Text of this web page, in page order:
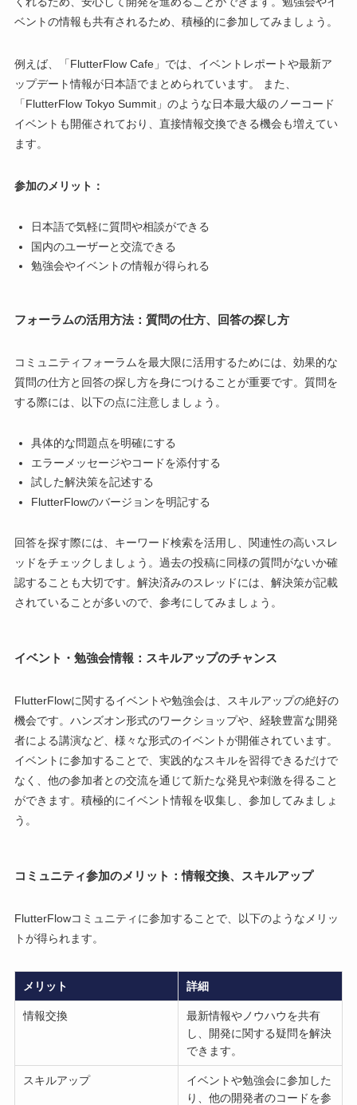
ベントの情報も共有されるため、積極的に参加してみましょう。
例えば、「FlutterFlow Cafe」では、イベントレポートや最新ア
ップデート情報が日本語でまとめられています。 また、
「FlutterFlow Tokyo Summit」のような日本最大級のノーコード
イベントも開催されており、直接情報交換できる機会も増えてい
ます。
参加のメリット：
日本語で気軽に質問や相談ができる
国内のユーザーと交流できる
勉強会やイベントの情報が得られる
フォーラムの活用方法：質問の仕方、回答の探し方
コミュニティフォーラムを最大限に活用するためには、効果的な
質問の仕方と回答の探し方を身につけることが重要です。質問を
する際には、以下の点に注意しましょう。
具体的な問題点を明確にする
エラーメッセージやコードを添付する
試した解決策を記述する
FlutterFlowのバージョンを明記する
回答を探す際には、キーワード検索を活用し、関連性の高いスレ
ッドをチェックしましょう。過去の投稿に同様の質問がないか確
認することも大切です。解決済みのスレッドには、解決策が記載
されていることが多いので、参考にしてみましょう。
イベント・勉強会情報：スキルアップのチャンス
FlutterFlowに関するイベントや勉強会は、スキルアップの絶好の
機会です。ハンズオン形式のワークショップや、経験豊富な開発
者による講演など、様々な形式のイベントが開催されています。
イベントに参加することで、実践的なスキルを習得できるだけで
なく、他の参加者との交流を通じて新たな発見や刺激を得ること
ができます。積極的にイベント情報を収集し、参加してみましょ
う。
コミュニティ参加のメリット：情報交換、スキルアップ
FlutterFlowコミュニティに参加することで、以下のようなメリッ
トが得られます。
メリット 詳細
情報交換
最新情報やノウハウを共有
し、開発に関する疑問を解決
できます。
スキルアップ
イベントや勉強会に参加した
り、他の開発者のコードを参